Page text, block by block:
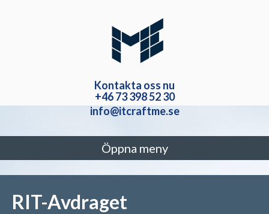
Kontakta oss nu
+46 73 398 52 30
info@itcraftme.se
Öppna meny
RIT-Avdraget